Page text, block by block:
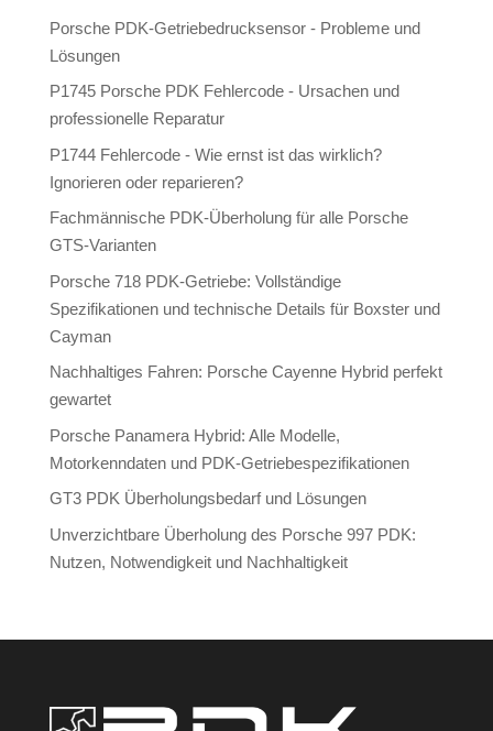
Porsche PDK-Getriebedrucksensor - Probleme und
Lösungen
P1745 Porsche PDK Fehlercode - Ursachen und
professionelle Reparatur
P1744 Fehlercode - Wie ernst ist das wirklich?
Ignorieren oder reparieren?
Fachmännische PDK-Überholung für alle Porsche
GTS-Varianten
Porsche 718 PDK-Getriebe: Vollständige
Spezifikationen und technische Details für Boxster und
Cayman
Nachhaltiges Fahren: Porsche Cayenne Hybrid perfekt
gewartet
Porsche Panamera Hybrid: Alle Modelle,
Motorkenndaten und PDK-Getriebespezifikationen
GT3 PDK Überholungsbedarf und Lösungen
Unverzichtbare Überholung des Porsche 997 PDK:
Nutzen, Notwendigkeit und Nachhaltigkeit